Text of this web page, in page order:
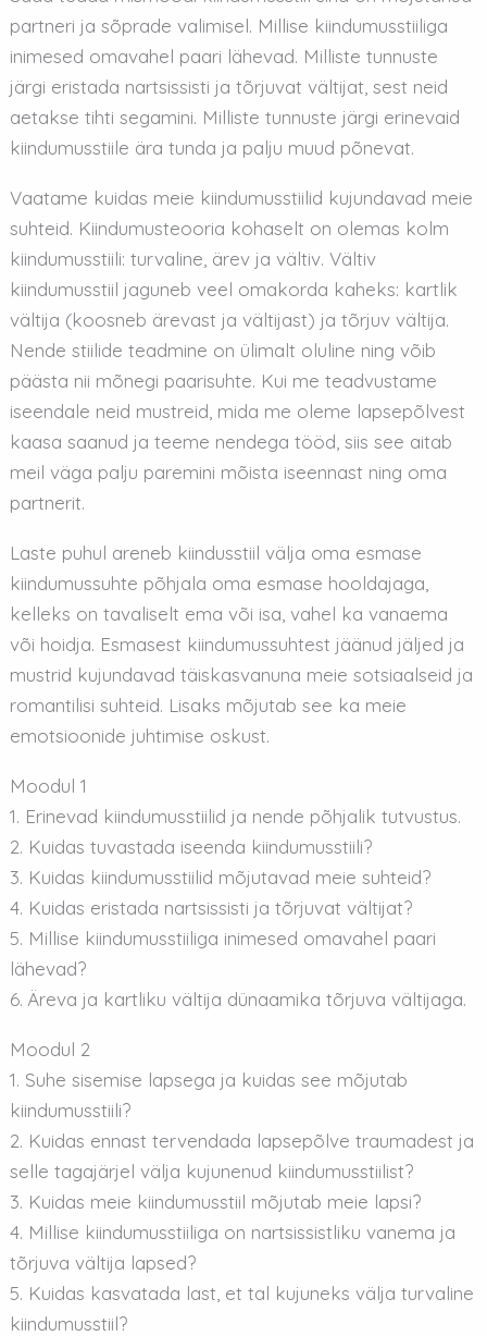
partneri ja sõprade valimisel. Millise kiindumusstiiliga
inimesed omavahel paari lähevad. Milliste tunnuste
järgi eristada nartsissisti ja tõrjuvat vältijat, sest neid
aetakse tihti segamini. Milliste tunnuste järgi erinevaid
kiindumusstiile ära tunda ja palju muud põnevat.
Vaatame kuidas meie kiindumusstiilid kujundavad meie
suhteid. Kiindumusteooria kohaselt on olemas kolm
kiindumusstiili: turvaline, ärev ja vältiv. Vältiv
kiindumusstiil jaguneb veel omakorda kaheks: kartlik
vältija (koosneb ärevast ja vältijast) ja tõrjuv vältija.
Nende stiilide teadmine on ülimalt oluline ning võib
päästa nii mõnegi paarisuhte. Kui me teadvustame
iseendale neid mustreid, mida me oleme lapsepõlvest
kaasa saanud ja teeme nendega tööd, siis see aitab
meil väga palju paremini mõista iseennast ning oma
partnerit.
Laste puhul areneb kiindusstiil välja oma esmase
kiindumussuhte põhjala oma esmase hooldajaga,
kelleks on tavaliselt ema või isa, vahel ka vanaema
või hoidja. Esmasest kiindumussuhtest jäänud jäljed ja
mustrid kujundavad täiskasvanuna meie sotsiaalseid ja
romantilisi suhteid. Lisaks mõjutab see ka meie
emotsioonide juhtimise oskust.
Moodul 1
1. Erinevad kiindumusstiilid ja nende põhjalik tutvustus.
2. Kuidas tuvastada iseenda kiindumusstiili?
3. Kuidas kiindumusstiilid mõjutavad meie suhteid?
4. Kuidas eristada nartsissisti ja tõrjuvat vältijat?
5. Millise kiindumusstiiliga inimesed omavahel paari
lähevad?
6. Äreva ja kartliku vältija dünaamika tõrjuva vältijaga.
Moodul 2
1. Suhe sisemise lapsega ja kuidas see mõjutab
kiindumusstiili?
2. Kuidas ennast tervendada lapsepõlve traumadest ja
selle tagajärjel välja kujunenud kiindumusstiilist?
3. Kuidas meie kiindumusstiil mõjutab meie lapsi?
4. Millise kiindumusstiiliga on nartsissistliku vanema ja
tõrjuva vältija lapsed?
5. Kuidas kasvatada last, et tal kujuneks välja turvaline
kiindumusstiil?